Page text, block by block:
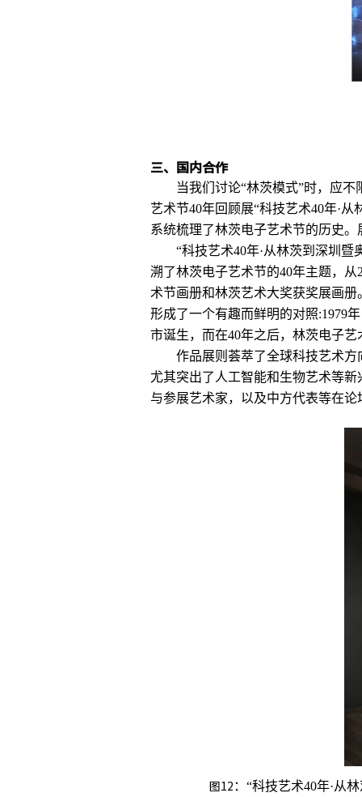
三、国内合作
当我们讨论“林茨模式”时，应
艺术节40年回顾展“科技艺术40年·
系统梳理了林茨电子艺术节的历史
“科技艺术40年·从林茨到深圳
溯了林茨电子艺术节的40年主题，
术节画册和林茨艺术大奖获奖展画
形成了一个有趣而鲜明的对照:1979
市诞生，而在40年之后，林茨电子
作品展则荟萃了全球科技艺术
尤其突出了人工智能和生物艺术等
与参展艺术家，以及中方代表等在
图12 ：“科技艺术40年·从